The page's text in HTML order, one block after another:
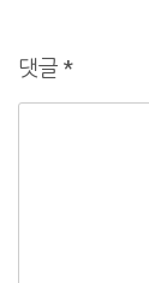
댓글 *